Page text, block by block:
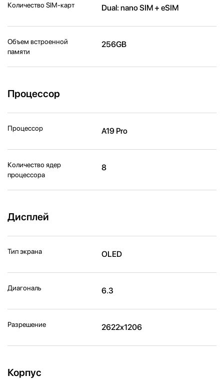
Количество SIM-карт Dual: nano SIM + eSIM
Объем встроенной
памяти
256GB
Процессор
Процессор A19 Pro
Количество ядер
процессора
8
Дисплей
Тип экрана OLED
Диагональ 6.3
Разрешение 2622x1206
Корпус